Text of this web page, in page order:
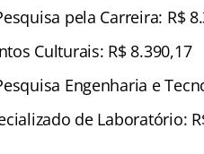
pela Carreira: R$
Culturais: R$ 8.390,17
Engenharia e
de Laboratório: